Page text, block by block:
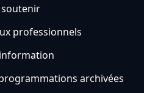
professionnels
archivées